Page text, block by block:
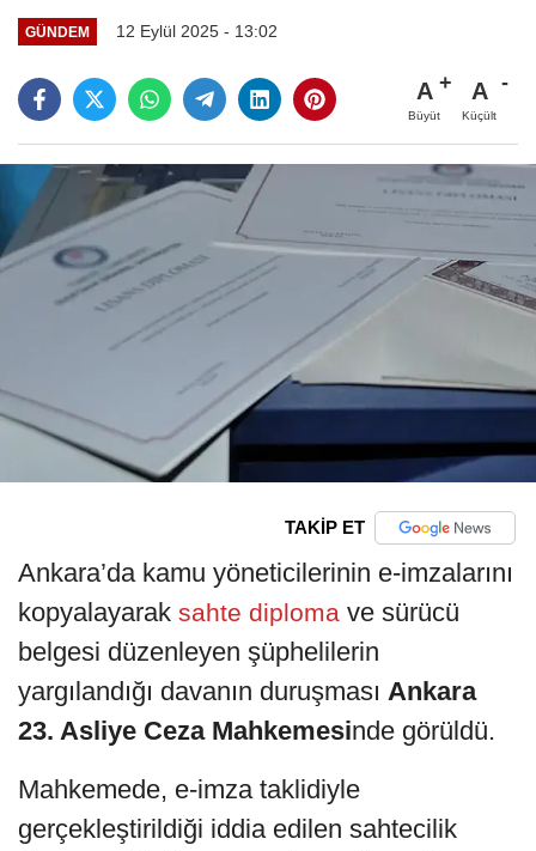
GÜNDEM 12 Eylül 2025 - 13:02
A
Büyüt
A
Küçült
TAKİP ET
Ankara’da kamu yöneticilerinin e-imzalarını
kopyalayarak sahte diploma ve sürücü
belgesi düzenleyen şüphelilerin
yargılandığı davanın duruşması Ankara
23. Asliye Ceza Mahkemesinde görüldü.
Mahkemede, e-imza taklidiyle
gerçekleştirildiği iddia edilen sahtecilik